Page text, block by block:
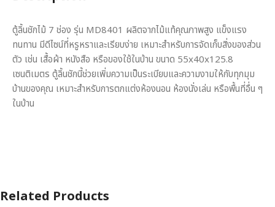
ตู้ลิ้นชักไม้ 7 ช่อง รุ่น MD8401 ผลิตจากไม้แท้คุณภาพสูง แข็งแรง
ทนทาน มีดีไซน์ที่หรูหราและเรียบง่าย เหมาะสำหรับการจัดเก็บสิ่งของส่วน
ตัว เช่น เสื้อผ้า หนังสือ หรือของใช้ในบ้าน ขนาด 55x40x125.8
เซนติเมตร ตู้ลิ้นชักนี้ช่วยเพิ่มความเป็นระเบียบและความงามให้กับทุกมุม
บ้านของคุณ เหมาะสำหรับการตกแต่งห้องนอน ห้องนั่งเล่น หรือพื้นที่อื่น ๆ
ในบ้าน
Related Products